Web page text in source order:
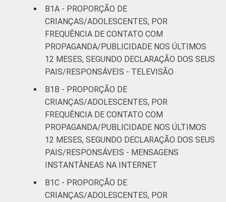
anos
De 15 a 17
anos
71
RENDA
FAMILIAR
Até 1 SM
Mais de 1
SM até 2 SM
Mais de 2
SM até 3 SM
79
SM
B1A - PROPORÇÃO DE
CRIANÇAS/ADOLESCENTES, POR
FREQUÊNCIA DE CONTATO COM
PROPAGANDA/PUBLICIDADE NOS ÚLTIMOS
12 MESES, SEGUNDO DECLARAÇÃO DOS SEUS
PAIS/RESPONSÁVEIS - TELEVISÃO
B1B - PROPORÇÃO DE
CRIANÇAS/ADOLESCENTES, POR
FREQUÊNCIA DE CONTATO COM
PROPAGANDA/PUBLICIDADE NOS ÚLTIMOS
12 MESES, SEGUNDO DECLARAÇÃO DOS SEUS
PAIS/RESPONSÁVEIS - MENSAGENS
INSTANTÂNEAS NA INTERNET
B1C - PROPORÇÃO DE
CRIANÇAS/ADOLESCENTES, POR